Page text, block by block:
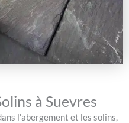
à Suevres
l’abergement et les solins,